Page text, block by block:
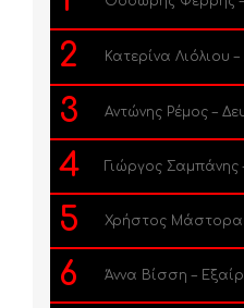
2 Κατερίνα Λιόλιου
3 Αντώνης Ρέμος –
4 Γιώργος Σαμπάνης
5 Χρήστος
6 Άννα Βίσση –